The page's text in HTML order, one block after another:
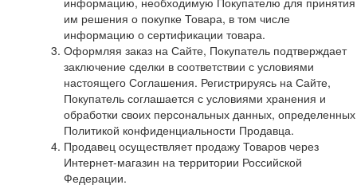
им решения о покупке Товара, в том числе
информацию о сертификации товара.
Оформляя заказ на Сайте, Покупатель подтверждает
заключение сделки в соответствии с условиями
настоящего Соглашения. Регистрируясь на Сайте,
Покупатель соглашается с условиями хранения и
обработки своих персональных данных, определенных
Политикой конфиденциальности Продавца.
Продавец осуществляет продажу Товаров через
Интернет-магазин на территории Российской
Федерации.